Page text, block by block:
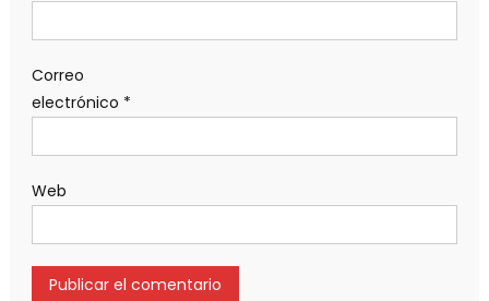
Correo
electrónico *
Web